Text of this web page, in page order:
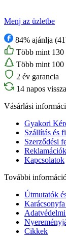
Menj az üzletbe
84% ajánlja
Több mint 130
Több mint 100
2 év garancia
14 napos
Vásárlási
Gyakori
Szállítás és
Szerződési
Reklamációk
Kapcsolatok
További
Útmutatók
Cikkek